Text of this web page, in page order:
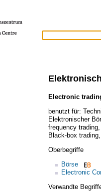
Electronic
benutzt für:
Elektronischer
frequency trading,
Black-box trading,
Oberbegriffe
Börse
Electronic
Verwandte